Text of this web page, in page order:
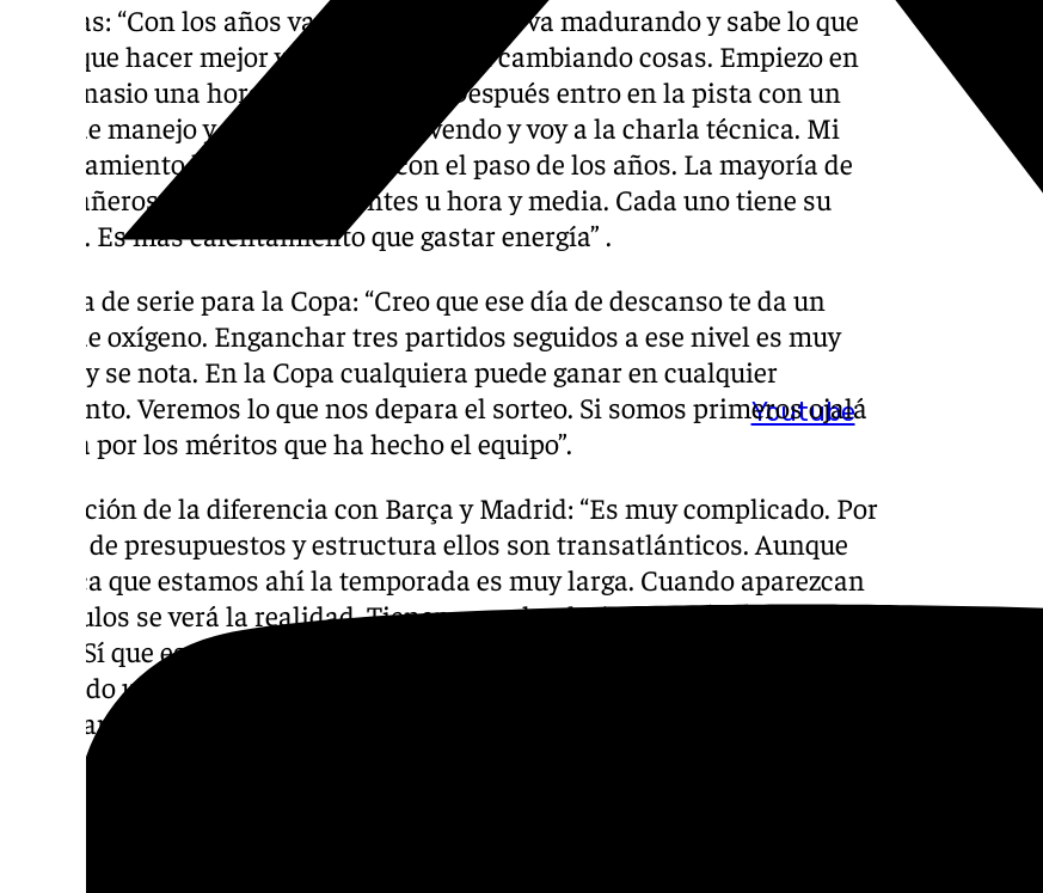
Youtube
Rutinas: “Con los años va cambiando. Uno va madurando y sabe lo que
tiene que hacer mejor y lo que no. Se van cambiando cosas. Empiezo en
el gimnasio una hora y media antes. Después entro en la pista con un
poco de manejo y tiro. Después me vendo y voy a la charla técnica. Mi
calentamiento ha evolucionado con el paso de los años. La mayoría de
compañeros llega dos horas antes u hora y media. Cada uno tiene su
rutina. Es más calentamiento que gastar energía” .
Cabeza de serie para la Copa: “Creo que ese día de descanso te da un
poco de oxígeno. Enganchar tres partidos seguidos a ese nivel es muy
difícil y se nota. En la Copa cualquiera puede ganar en cualquier
momento. Veremos lo que nos depara el sorteo. Si somos primeros ojalá
así sea por los méritos que ha hecho el equipo”.
Reducción de la diferencia con Barça y Madrid: “Es muy complicado. Por
temas de presupuestos y estructura ellos son transatlánticos. Aunque
parezca que estamos ahí la temporada es muy larga. Cuando aparezcan
los títulos se verá la realidad. Tienen un calendario más exigente que el
resto. Sí que es verdad que estoy todo muy apretado y ese escalón se ha
reducido un poco. Hay que ir con cautela. Si en algún momento podemos
enseñar los dientes, maravilloso. No hay que darles muchas vueltas”.